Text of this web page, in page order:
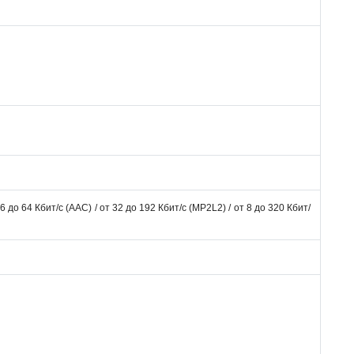
до 64 Кбит/с (AAC) / от 32 до 192 Кбит/с (MP2L2) / от 8 до 320 Кбит/